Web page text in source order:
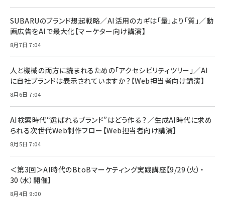
￥880
ママ投資家が育休中に１億貯めた株式投資
組織の成果を最大化する ルールのデザイン
￥1,980
Amazonランキングをもっと見る
￥6,980
全ワイヤレスイヤホン/アクティブノイズキャンセリ
技術基準適合】ブラック
￥5,990
ケーブル Anker絡まないケーブル 240W 結束バン
ド付き USB PD対応 シリコン素材採用 iPhone
17 / 16 / 15 / Galaxy iPad Pro MacBook
Pro/Air 各種対応 (1.8m ミッドナイトブラック)
￥1,890
Pro/Air 各種対応 (1.8m ミッドナイトブラック)
￥1,890
サッポロ 生ビール 黒ラベル 350ml 缶 24本 ビー
ル ケース買い【6/30応募〆切! 黒ラベルビヤセラー
￥4,857
SUBARUのブランド想起戦略／AI活用のカギは「量」より「質」／動
画広告をAIで最大化【マーケター向け講演】
8月7日 7:04
人と機械の両方に読まれるための「アクセシビリティツリー」／AI
に自社ブランドは表示されていますか？【Web担当者向け講演】
8月6日 7:04
AI検索時代“選ばれるブランド”はどう作る？／生成AI時代に求め
られる次世代Web制作フロー【Web担当者向け講演】
8月5日 7:04
＜第3回＞AI時代のBtoBマーケティング実践講座【9/29（火）・
30（水）開催】
8月4日 9:00